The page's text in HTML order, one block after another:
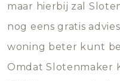
maar hierbij zal
nog eens gratis
woning beter kunt
Omdat Slotenmaker